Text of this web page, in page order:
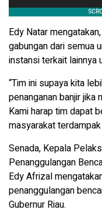
Edy Natar
gabungan dari semua
instansi terkait lainnya
“Tim ini supaya kita
penanganan banjir jika
Kami harap tim dapat
masyarakat terdampak
Senada, Kepala
Penanggulangan
Edy Afrizal
penanggulangan
Gubernur Riau.